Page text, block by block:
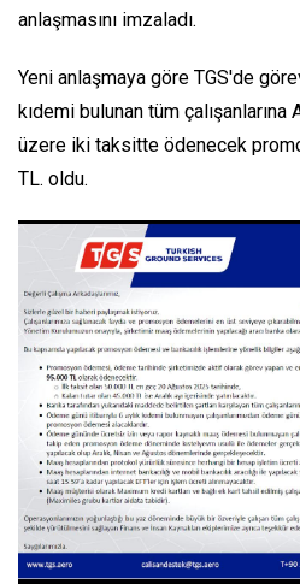
anlaşmasını imzaladı.
Yeni anlaşmaya göre TGS'de
kıdemi bulunan tüm
üzere iki taksitte ödenecek
TL. oldu.